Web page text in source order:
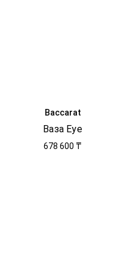
Baccarat
Ваза Eye
678 600 ₸